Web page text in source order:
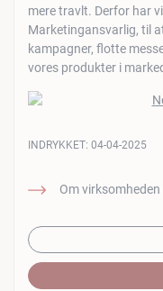
mere travlt. Derfor har
Marketingansvarlig, til
kampagner, flotte
vores produkter i
Om virksomheden
INDRYKKET: 04-04-2025